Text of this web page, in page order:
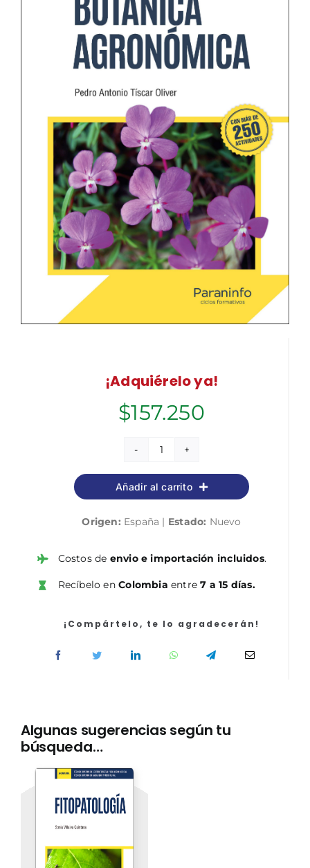
¡Adquiérelo ya!
$157.250
Botánica
agronómica
cantidad
Añadir al carrito
Origen: España | Estado: Nuevo
Costos de envio e importación incluidos.
Recíbelo enColombia entre7 a 15 días.
¡Compártelo, te lo agradecerán!
Algunas sugerencias según tu
búsqueda…